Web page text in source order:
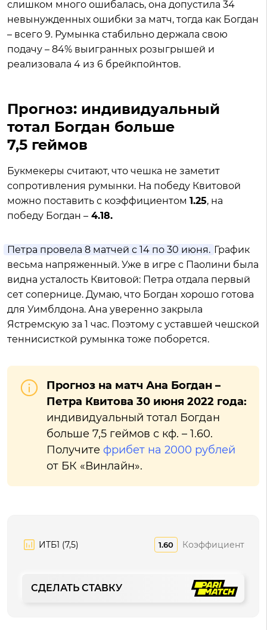
слишком много ошибалась, она допустила 34
невынужденных ошибки за матч, тогда как Богдан
– всего 9. Румынка стабильно держала свою
подачу – 84% выигранных розыгрышей и
реализовала 4 из 6 брейкпойнтов.
Прогноз: индивидуальный
тотал Богдан больше
7,5 геймов
Букмекеры считают, что чешка не заметит
сопротивления румынки. На победу Квитовой
можно поставить с коэффициентом 1.25, на
победу Богдан – 4.18.
Петра провела 8 матчей с 14 по 30 июня. График
весьма напряженный. Уже в игре с Паолини была
видна усталость Квитовой: Петра отдала первый
сет сопернице. Думаю, что Богдан хорошо готова
для Уимблдона. Ана уверенно закрыла
Ястремскую за 1 час. Поэтому с уставшей чешской
теннисисткой румынка тоже поборется.
Прогноз на матч Ана Богдан –
Петра Квитова 30 июня 2022 года:
индивидуальный тотал Богдан
больше 7,5 геймов с кф. – 1.60.
Получите фрибет на 2000 рублей
от БК «Винлайн».
ИТБ1 (7,5) 1.60 Коэффициент
СДЕЛАТЬ СТАВКУ